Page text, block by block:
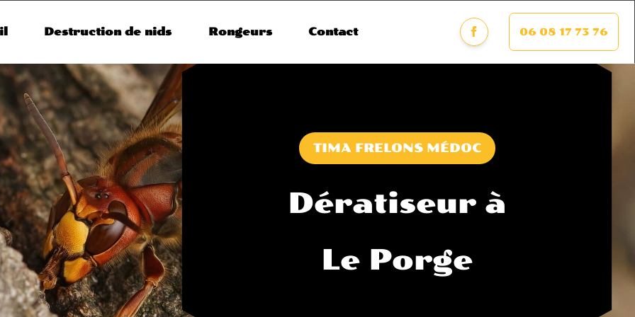
Destruction de nids Rongeurs Contact 06 08 17 73 76
TIMA FRELONS MÉDOC
Dératiseur à
Le Porge